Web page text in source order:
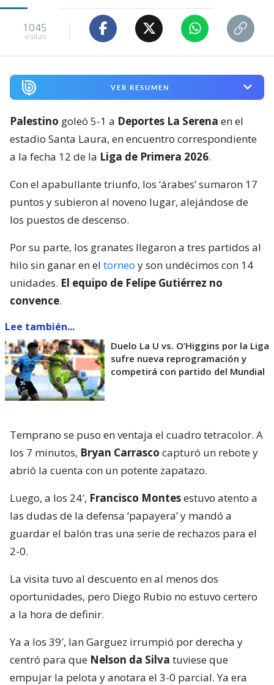
1045
visitas
VER RESUMEN
Palestino goleó 5-1 a Deportes La Serena en el
estadio Santa Laura, en encuentro correspondiente
a la fecha 12 de la Liga de Primera 2026.
Con el apabullante triunfo, los ‘árabes’ sumaron 17
puntos y subieron al noveno lugar, alejándose de
los puestos de descenso.
Por su parte, los granates llegaron a tres partidos al
hilo sin ganar en el torneo y son undécimos con 14
unidades. El equipo de Felipe Gutiérrez no
convence.
Lee también...
Duelo La U vs. O’Higgins por la Liga
sufre nueva reprogramación y
competirá con partido del Mundial
Temprano se puso en ventaja el cuadro tetracolor. A
los 7 minutos, Bryan Carrasco capturó un rebote y
abrió la cuenta con un potente zapatazo.
Luego, a los 24′, Francisco Montesestuvo atento a
las dudas de la defensa ‘papayera’ y mandó a
guardar el balón tras una serie de rechazos para el
2-0.
La visita tuvo al descuento en al menos dos
oportunidades, pero Diego Rubio no estuvo certero
a la hora de definir.
Ya a los 39′, Ian Garguez irrumpió por derecha y
centró para que Nelson da Silva tuviese que
empujar la pelota y anotara el 3-0 parcial. Ya era